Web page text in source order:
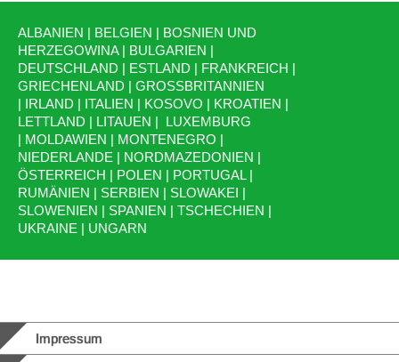
ALBANIEN BELGIEN
BOSNIEN UND
HERZEGOWINA| BULGARIEN
DEUTSCHLAND
ESTLAND FRANKREICH
GRIECHENLAND
GROSSBRITANNIEN
IRLAND ITALIEN KOSOVO KROATIEN
LETTLAND
LITAUEN
LUXEMBURG
MOLDAWIEN MONTENEGRO
NIEDERLANDE
NORDMAZEDONIEN
ÖSTERREICH
POLEN PORTUGAL|
RUMÄNIEN
SERBIEN SLOWAKEI
SLOWENIEN
SPANIEN TSCHECHIEN
UKRAINE
UNGARN
Impressum